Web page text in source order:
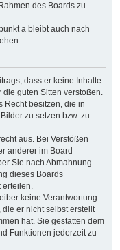
des Boards zu
a bleibt auch nach
dass er keine Inhalte
guten Sitten verstoßen.
Recht besitzen, die in
zu setzen bzw. zu
aus. Bei Verstößen
anderer im Board
Sie nach Abmahnung
dieses Boards
keine Verantwortung
er nicht selbst erstellt
hat. Sie gestatten dem
Funktionen jederzeit zu